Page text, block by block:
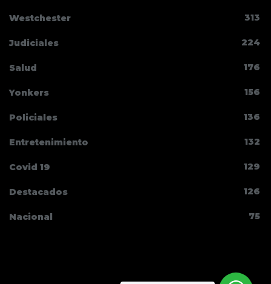
Westchester 313
Judiciales 224
Salud 176
Yonkers 156
Policiales 136
Entretenimiento 132
Covid 19 129
Destacados 126
Nacional 75